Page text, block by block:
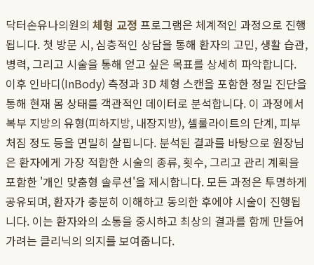
닥터손유나의원의 체형 교정 프로그램은 체계적인 과정으로 진행
됩니다. 첫 방문 시, 심층적인 상담을 통해 환자의 고민, 생활 습관,
병력, 그리고 시술을 통해 얻고 싶은 목표를 상세히 파악합니다.
이후 인바디(InBody) 측정과 3D 체형 스캔을 포함한 정밀 진단을
통해 현재 몸 상태를 객관적인 데이터로 분석합니다. 이 과정에서
복부 지방의 유형(피하지방, 내장지방), 셀룰라이트의 단계, 피부
처짐 정도 등을 면밀히 살핍니다. 분석된 결과를 바탕으로 원장님
은 환자에게 가장 적합한 시술의 종류, 횟수, 그리고 관리 계획을
포함한 '개인 맞춤형 솔루션'을 제시합니다. 모든 과정은 투명하게
공유되며, 환자가 충분히 이해하고 동의한 후에야 시술이 진행됩
니다. 이는 환자와의 소통을 중시하고 최상의 결과를 함께 만들어
가려는 클리닉의 의지를 보여줍니다.